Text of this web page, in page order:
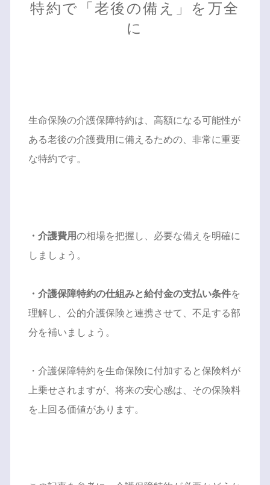
特約で「老後の備え」を万全
に
生命保険の介護保障特約は、高額になる可能性が
ある老後の介護費用に備えるための、非常に重要
な特約です。
・介護費用の相場を把握し、必要な備えを明確に
しましょう。
・介護保障特約の仕組みと給付金の支払い条件を
理解し、公的介護保険と連携させて、不足する部
分を補いましょう。
・介護保障特約を生命保険に付加すると保険料が
上乗せされますが、将来の安心感は、その保険料
を上回る価値があります。